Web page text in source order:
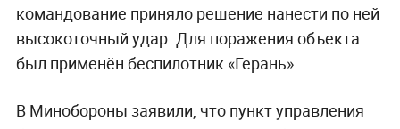
командование приняло решение нанести по ней
высокоточный удар. Для поражения объекта
был применён беспилотник «Герань».
В Минобороны заявили, что пункт управления